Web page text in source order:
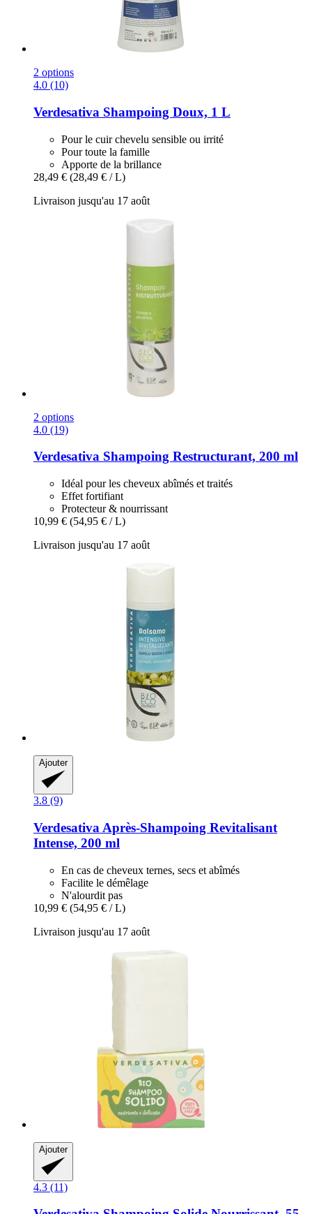
2 options
4.0 (10)
Verdesativa Shampoing Doux, 1 L
Pour le cuir chevelu sensible ou irrité
Pour toute la famille
Apporte de la brillance
28,49 € (28,49 € / L)
Livraison jusqu'au 17 août
2 options
4.0 (19)
Verdesativa Shampoing Restructurant, 200 ml
Idéal pour les cheveux abîmés et traités
Effet fortifiant
Protecteur & nourrissant
10,99 € (54,95 € / L)
Livraison jusqu'au 17 août
Ajouter
3.8 (9)
Verdesativa Après-​Shampoing Revitalisant
Intense, 200 ml
En cas de cheveux ternes, secs et abîmés
Facilite le démêlage
N'alourdit pas
10,99 € (54,95 € / L)
Livraison jusqu'au 17 août
Ajouter
4.3 (11)